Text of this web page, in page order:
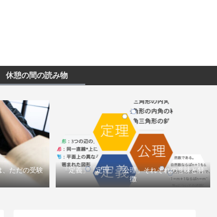
休憩の間の読み物
、ただの受験
「定義」「定理」「公理」それぞれの意味と特
徴